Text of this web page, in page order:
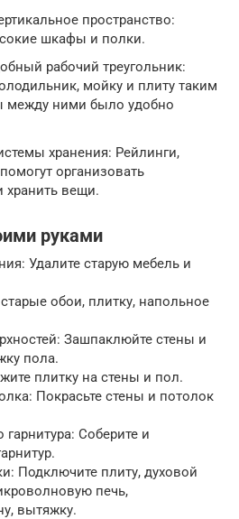
пространство:
шкафы и полки.
рабочий треугольник:
мойку и плиту таким
между ними было удобно
хранения: Рейлинги,
организовать
хранить вещи.
руками
Удалите старую мебель и
обои, плитку, напольное
Зашпаклюйте стены и
пола.
плитку на стены и пол.
Покрасьте стены и потолок
гарнитура: Соберите и
Подключите плиту, духовой
печь,
вытяжку.